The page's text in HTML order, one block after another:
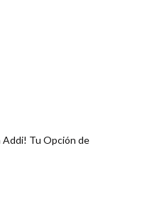
Addi! Tu Opción de